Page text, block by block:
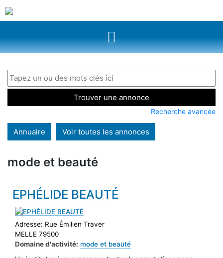
Recherche avancée
mode et beauté
EPHÉLIDE BEAUTÉ
Adresse: Rue Émilien Traver
MELLE 79500
Domaine d'activité: mode et beauté